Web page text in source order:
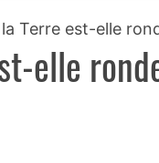
Terre est-elle
elle